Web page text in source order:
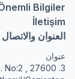
Bilgiler
İletişim
العنوان والاتصال
عنوان
No:2 , 27600